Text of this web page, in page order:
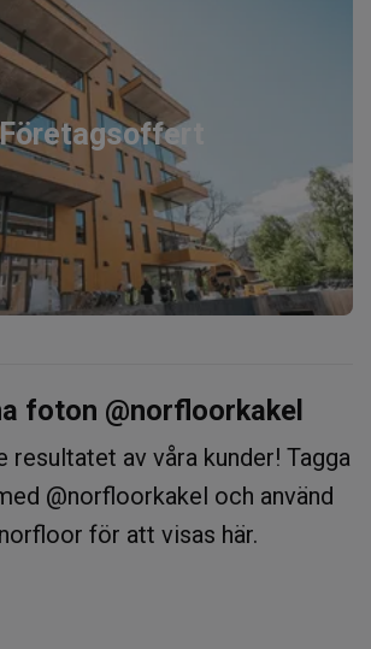
foton @norfloorkakel
resultatet av våra kunder! Tagga
@norfloorkakel och använd
för att visas här.